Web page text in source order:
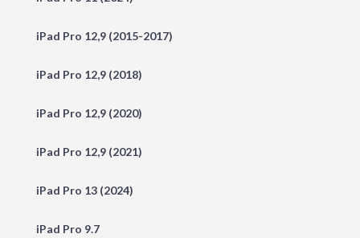
iPad Pro 12,9 (2015-2017)
iPad Pro 12,9 (2018)
iPad Pro 12,9 (2020)
iPad Pro 12,9 (2021)
iPad Pro 13 (2024)
iPad Pro 9.7